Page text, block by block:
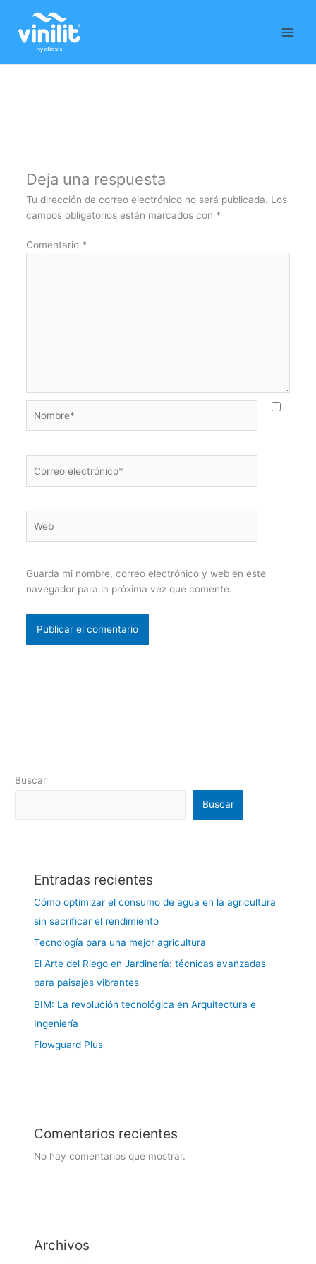
contenido
Deja una respuesta
Tu dirección de correo electrónico no será publicada. Los
campos obligatorios están marcados con *
Comentario *
electrónico*
Guarda mi nombre, correo electrónico y web en este
navegador para la próxima vez que comente.
Buscar
Buscar
Entradas recientes
Cómo optimizar el consumo de agua en la agricultura
sin sacrificar el rendimiento
Tecnología para una mejor agricultura
El Arte del Riego en Jardinería: técnicas avanzadas
para paisajes vibrantes
BIM: La revolución tecnológica en Arquitectura e
Ingeniería
Flowguard Plus
Comentarios recientes
No hay comentarios que mostrar.
Archivos